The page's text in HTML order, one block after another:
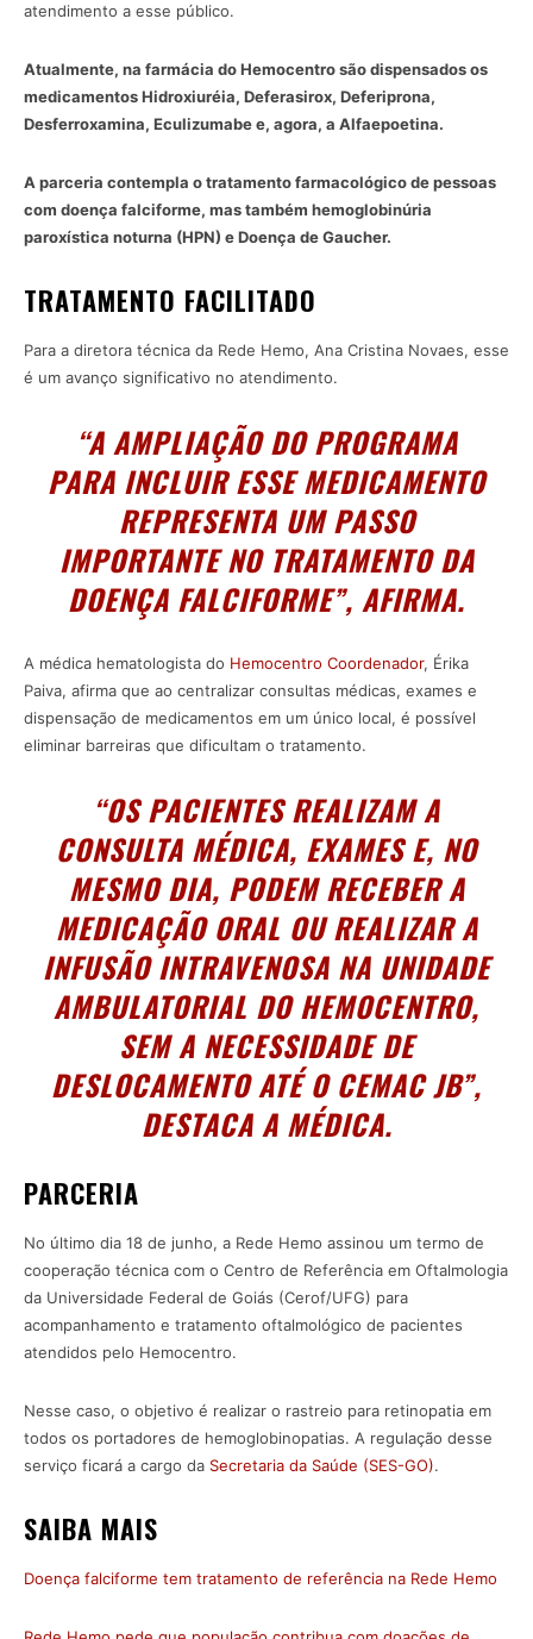
atendimento a esse público.
Atualmente, na farmácia do Hemocentro são dispensados os
medicamentos Hidroxiuréia, Deferasirox, Deferiprona,
Desferroxamina, Eculizumabe e, agora, a Alfaepoetina.
A parceria contempla o tratamento farmacológico de pessoas
com doença falciforme, mas também hemoglobinúria
paroxística noturna (HPN) e Doença de Gaucher.
TRATAMENTO FACILITADO
Para a diretora técnica da Rede Hemo, Ana Cristina Novaes, esse
é um avanço significativo no atendimento.
“A AMPLIAÇÃO DO PROGRAMA
PARA INCLUIR ESSE MEDICAMENTO
REPRESENTA UM PASSO
IMPORTANTE NO TRATAMENTO DA
DOENÇA FALCIFORME”, AFIRMA.
A médica hematologista do Hemocentro Coordenador, Érika
Paiva, afirma que ao centralizar consultas médicas, exames e
dispensação de medicamentos em um único local, é possível
eliminar barreiras que dificultam o tratamento.
“OS PACIENTES REALIZAM A
CONSULTA MÉDICA, EXAMES E, NO
MESMO DIA, PODEM RECEBER A
MEDICAÇÃO ORAL OU REALIZAR A
INFUSÃO INTRAVENOSA NA UNIDADE
AMBULATORIAL DO HEMOCENTRO,
SEM A NECESSIDADE DE
DESLOCAMENTO ATÉ O CEMAC JB”,
DESTACA A MÉDICA.
PARCERIA
No último dia 18 de junho, a Rede Hemo assinou um termo de
cooperação técnica com o Centro de Referência em Oftalmologia
da Universidade Federal de Goiás (Cerof/UFG) para
acompanhamento e tratamento oftalmológico de pacientes
atendidos pelo Hemocentro.
Nesse caso, o objetivo é realizar o rastreio para retinopatia em
todos os portadores de hemoglobinopatias. A regulação desse
serviço ficará a cargo da Secretaria da Saúde (SES-GO).
SAIBA MAIS
Doença falciforme tem tratamento de referência na Rede Hemo